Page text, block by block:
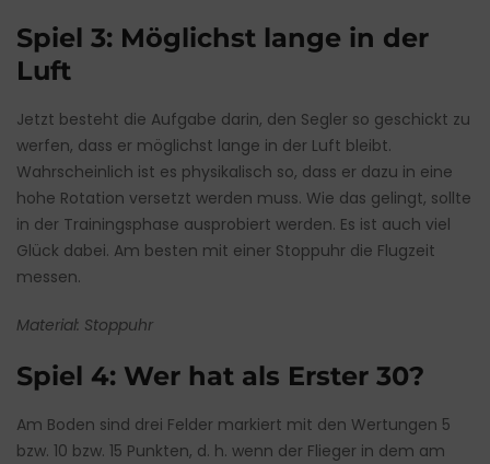
Spiel 3: Möglichst lange in der
Luft
Jetzt besteht die Aufgabe darin, den Segler so geschickt zu
werfen, dass er möglichst lange in der Luft bleibt.
Wahrscheinlich ist es physikalisch so, dass er dazu in eine
hohe Rotation versetzt werden muss. Wie das gelingt, sollte
in der Trainingsphase ausprobiert werden. Es ist auch viel
Glück dabei. Am besten mit einer Stoppuhr die Flugzeit
messen.
Material: Stoppuhr
Spiel 4: Wer hat als Erster 30?
Am Boden sind drei Felder markiert mit den Wertungen 5
bzw. 10 bzw. 15 Punkten, d. h. wenn der Flieger in dem am